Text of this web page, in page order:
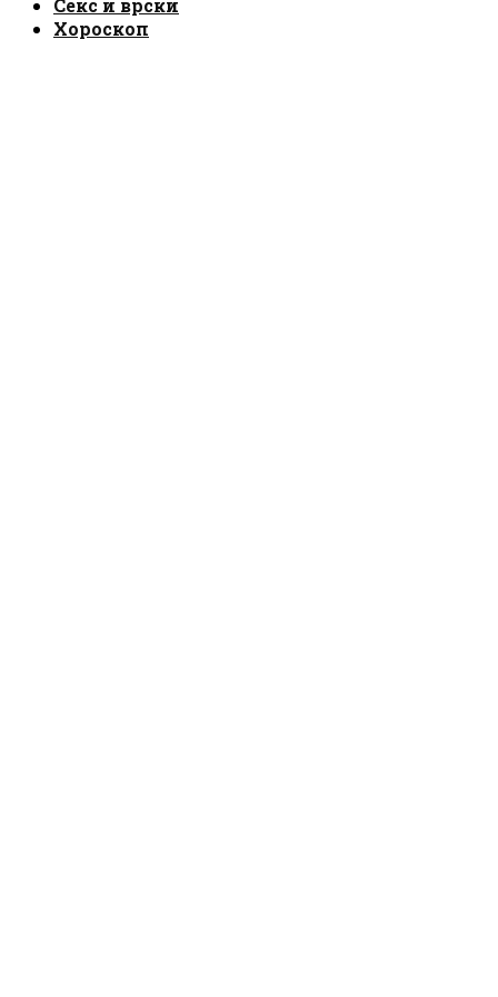
Секс и врски
Хороскоп